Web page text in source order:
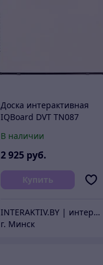
Доска интерактивная
IQBoard DVT TN087
В наличии
2 925 руб.
Купить
INTERAKTIV.BY | интерактивное оборудование
г. Минск